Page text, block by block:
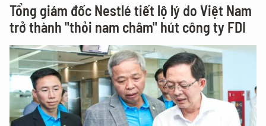
Tổng giám đốc Nestlé tiết lộ lý do Việt Nam
trở thành "thỏi nam châm" hút công ty FDI